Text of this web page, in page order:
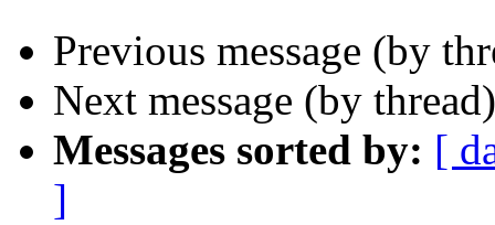
Previous message (by
Next message (by
Messages sorted by: [
]